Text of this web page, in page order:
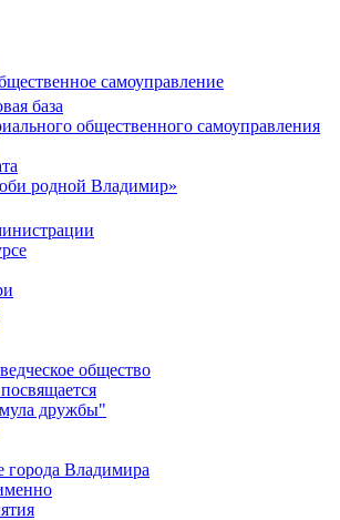
самоуправление
база
общественного самоуправления
родной Владимир»
общество
дружбы"
города Владимира